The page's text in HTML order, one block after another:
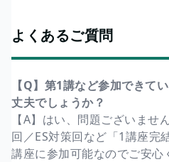
よくあるご質問
【Q】第1講など参加できて
丈夫でしょうか？
【A】はい、問題ございませ
回／ES対策回など「1講座完
講座に参加可能なのでご安心